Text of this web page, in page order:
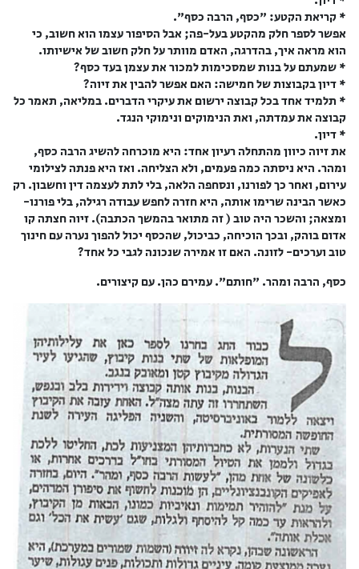
* קריאת הקטע: "כסף, הרבה כסף".
אפשר לספר חלק מהקטע בעל-פה; אבל הסיפור עצמו הוא חשוב, כי
הוא מראה איך, בהדרגה, האדם מוותר על חלק חשוב של אישיותו.
* שמעתם על בנות שמסכימות למכור את עצמן בעד כסף?
* דיון בקבוצות של חמישה: האם אפשר להבין את זיוה?
* תלמיד אחד בכל קבוצה ירשום את עיקרי הדברים. במליאה, תאמר כל
קבוצה את עמדתה, ואת הנימוקים ונימוקי הנגד.
* דיון.
את זיוה כיוון מהתחלה רעיון אחד: היא מוכרחה להשיג הרבה כסף,
ומהר. היא ניסתה כמה פעמים, ולא הצליחה. ואז היא פנתה לצילומי
עירום, ואחר כך לפורנו, ונסחפה הלאה, בלי לתת לעצמה דין וחשבון. רק
כאשר הבינה שרימו אותה, היא חזרה לחפש עבודה רגילה, בלי פורנו-
ומצאה; והשכר היה טוב ( זה מתואר בהמשך הכתבה). זיוה חצתה קו
אדום בוהק, ובכך הוכיחה, כביכול, שהכסף יכול להפוך נערה עם חינוך
טוב וערכים- לזונה. האם זו אמירה שנכונה לגבי כל אחד?
כסף, הרבה ומהר. "חותם". עמירם כהן. עם קיצורים.